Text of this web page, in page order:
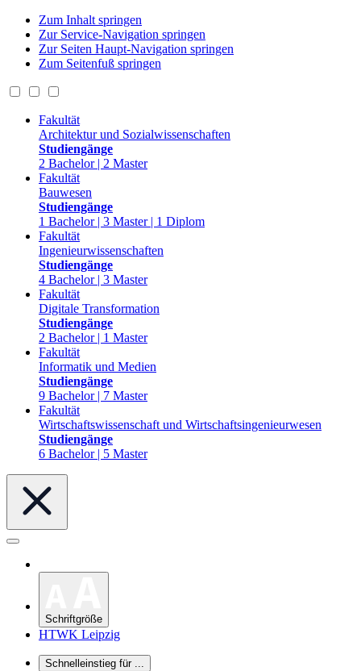
Zum Inhalt springen
Zur Service-Navigation springen
Zur Seiten Haupt-Navigation springen
Zum Seitenfuß springen
Fakultät
Architektur und Sozialwissenschaften
Studiengänge
2 Bachelor | 2 Master
Fakultät
Bauwesen
Studiengänge
1 Bachelor | 3 Master | 1 Diplom
Fakultät
Ingenieurwissenschaften
Studiengänge
4 Bachelor | 3 Master
Fakultät
Digitale Transformation
Studiengänge
2 Bachelor | 1 Master
Fakultät
Informatik und Medien
Studiengänge
9 Bachelor | 7 Master
Fakultät
Wirtschaftswissenschaft und Wirtschaftsingenieurwesen
Studiengänge
6 Bachelor | 5 Master
Schriftgröße
HTWK Leipzig
Schnelleinstieg für ...